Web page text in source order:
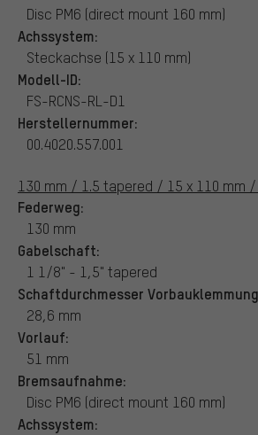
Disc PM6 (direct mount 160 mm)
Achssystem:
Steckachse (15 x 110 mm)
Modell-ID:
FS-RCNS-RL-D1
Herstellernummer:
00.4020.557.001
130 mm / 1.5 tapered / 15 x 110 mm /
Federweg:
130 mm
Gabelschaft:
1 1/8" - 1,5" tapered
Schaftdurchmesser
28,6 mm
Vorlauf:
51 mm
Bremsaufnahme:
Disc PM6 (direct mount 160 mm)
Achssystem: